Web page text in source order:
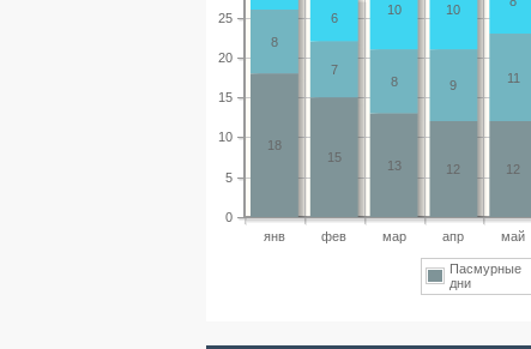
янв фев мар апр май
0
5
10
15
20
25
12
12
13
15
18
11
9
8
7
8
10
10
6
Пасмурные
дни